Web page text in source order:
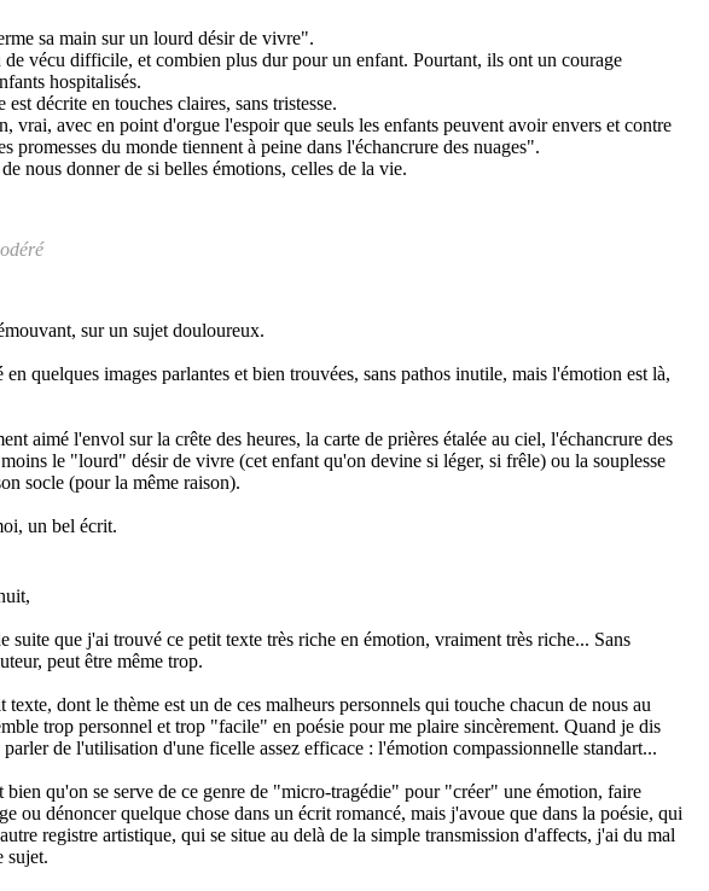
sa main sur un lourd désir de vivre".
vécu difficile, et combien plus dur pour un enfant. Pourtant, ils ont un courage
hospitalisés.
est décrite en touches claires, sans tristesse.
vrai, avec en point d'orgue l'espoir que seuls les enfants peuvent avoir envers et contre
promesses du monde tiennent à peine dans l'échancrure des nuages".
nous donner de si belles émotions, celles de la vie.
sur un sujet douloureux.
en quelques images parlantes et bien trouvées, sans pathos inutile, mais l'émotion est là,
aimé l'envol sur la crête des heures, la carte de prières étalée au ciel, l'échancrure des
le "lourd" désir de vivre (cet enfant qu'on devine si léger, si frêle) ou la souplesse
socle (pour la même raison).
un bel écrit.
suite que j'ai trouvé ce petit texte très riche en émotion, vraiment très riche... Sans
peut être même trop.
texte, dont le thème est un de ces malheurs personnels qui touche chacun de nous au
trop personnel et trop "facile" en poésie pour me plaire sincèrement. Quand je dis
de l'utilisation d'une ficelle assez efficace : l'émotion compassionnelle standart...
bien qu'on se serve de ce genre de "micro-tragédie" pour "créer" une émotion, faire
ou dénoncer quelque chose dans un écrit romancé, mais j'avoue que dans la poésie, qui
registre artistique, qui se situe au delà de la simple transmission d'affects, j'ai du mal
sujet.